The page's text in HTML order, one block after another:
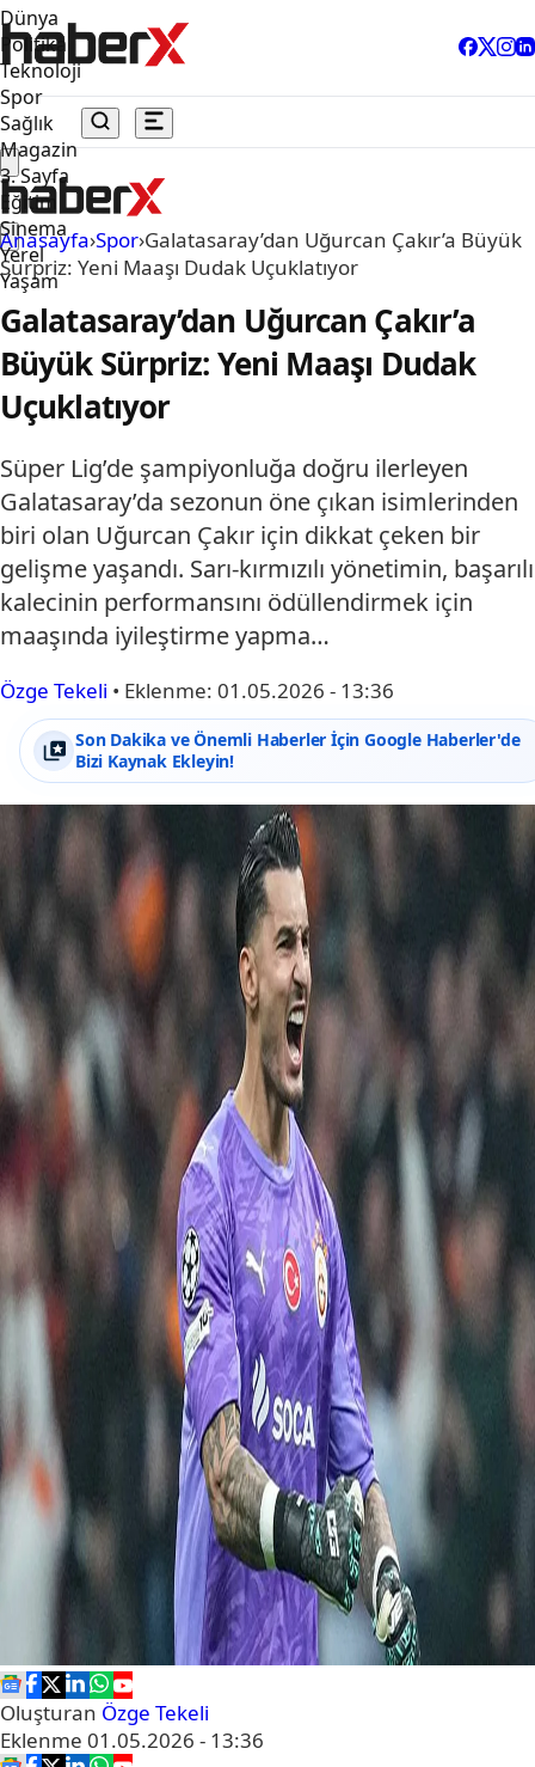
Dünya
Politika
Teknoloji
Spor
Sağlık
Magazin
3. Sayfa
Eğitim
Sinema
Yerel
Yaşam
Anasayfa›Spor›Galatasaray’dan Uğurcan Çakır’a Büyük
Sürpriz: Yeni Maaşı Dudak Uçuklatıyor
Galatasaray’dan Uğurcan Çakır’a
Büyük Sürpriz: Yeni Maaşı Dudak
Uçuklatıyor
Süper Lig’de şampiyonluğa doğru ilerleyen
Galatasaray’da sezonun öne çıkan isimlerinden
biri olan Uğurcan Çakır için dikkat çeken bir
gelişme yaşandı. Sarı-kırmızılı yönetimin, başarılı
kalecinin performansını ödüllendirmek için
maaşında iyileştirme yapma…
Özge Tekeli • Eklenme: 01.05.2026 - 13:36
Son Dakika ve Önemli Haberler İçin Google Haberler'de
Bizi Kaynak Ekleyin!
Oluşturan Özge Tekeli
Eklenme 01.05.2026 - 13:36